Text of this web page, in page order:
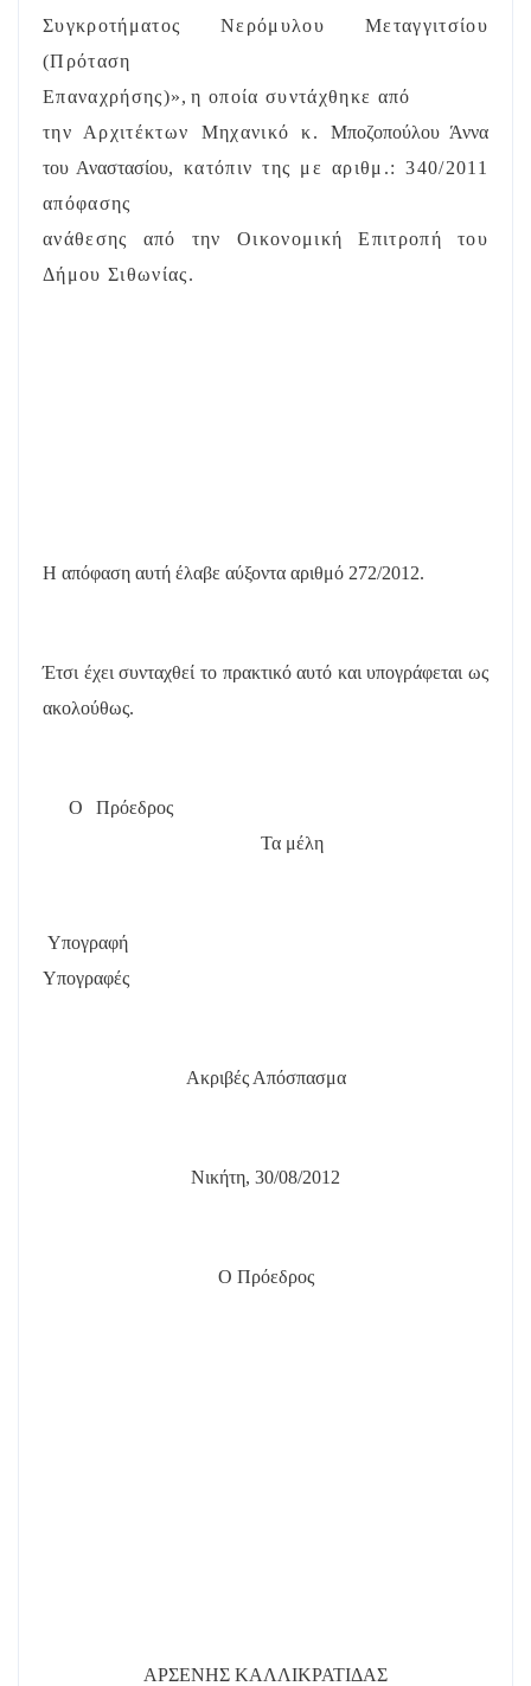
Συγκροτήματος Νερόμυλου Μεταγγιτσίου
(Πρόταση
Επαναχρήσης)»,η οποία συντάχθηκε από
την Αρχιτέκτων Μηχανικό κ.Μποζοπούλου Άννα
του Αναστασίου, κατόπιν της με αριθμ.: 340/2011
απόφασης
ανάθεσης από την Οικονομική Επιτροπή του
Δήμου Σιθωνίας.
Η απόφαση αυτή έλαβε αύξοντα αριθμό 272/2012.
Έτσι έχει συνταχθεί το πρακτικό αυτό και υπογράφεται ως
ακολούθως.
Ο Πρόεδρος
Τα μέλη
Υπογραφή
Υπογραφές
Ακριβές Απόσπασμα
Νικήτη, 30/08/2012
Ο Πρόεδρος
ΑΡΣΕΝΗΣ ΚΑΛΛΙΚΡΑΤΙΔΑΣ